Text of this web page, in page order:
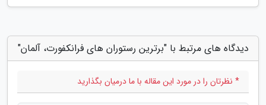
دیدگاه های مرتبط با "برترین رستوران های فرانکفورت، آلمان"
* نظرتان را در مورد این مقاله با ما درمیان بگذارید